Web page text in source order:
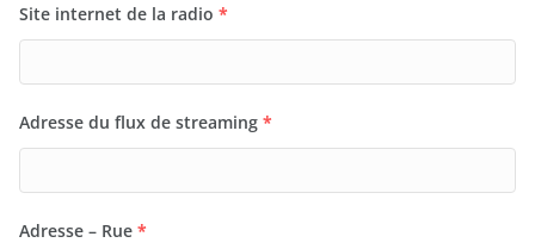
Site internet de la radio *
Adresse du flux de streaming *
Adresse – Rue *